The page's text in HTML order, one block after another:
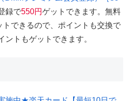
録で550円ゲットできます。無料
できるので、ポイントも交換で
ントもゲットできます。